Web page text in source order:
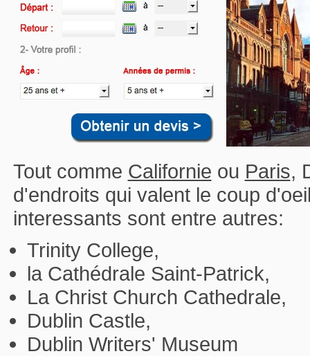
Tout comme Californie ou Paris,
d'endroits qui valent le coup
interessants sont entre autres:
Trinity College,
la Cathédrale Saint-Patrick,
La Christ Church Cathedrale,
Dublin Castle,
Dublin Writers' Museum